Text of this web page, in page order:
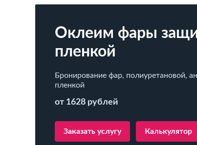
Оклеим фары
пленкой
Бронирование фар, полиуретановой,
пленкой
от 1628 рублей
Заказать услугу Калькулятор